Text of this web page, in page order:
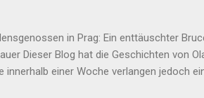
in Prag: Ein enttäuschter
Dieser Blog hat die Geschichten von
innerhalb einer Woche verlangen jedoch